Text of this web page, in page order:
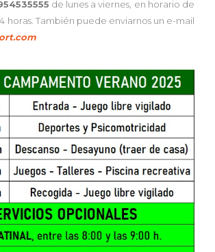
de lunes a viernes, en horario de
horas. También puede enviarnos un e-mail